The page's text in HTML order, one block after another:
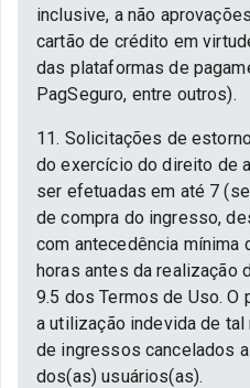
inclusive, a não
cartão de crédito em
das plataformas de
PagSeguro, entre outros).
11. Solicitações de
do exercício do direito de
ser efetuadas em até 7
de compra do ingresso,
com antecedência mínima
horas antes da realização
9.5 dos Termos de Uso. O
a utilização indevida de
de ingressos cancelados
dos(as) usuários(as).